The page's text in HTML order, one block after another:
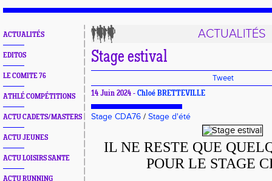
ACTUALITÉS
EDITOS
LE COMITE 76
ATHLÉ COMPÉTITIONS
ACTU CADETS/MASTERS
ACTU JEUNES
ACTU LOISIRS SANTE
ACTU RUNNING
ACTUALITÉS
Stage estival
Tweet
14 Juin 2024 - Chloé BRETTEVILLE
Stage CDA76 / Stage d'été
IL NE RESTE QUE
POUR LE STAGE